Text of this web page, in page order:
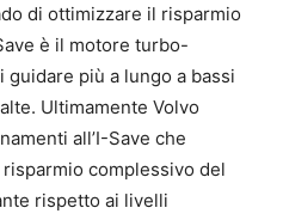
di ottimizzare il risparmio
è il motore turbo-
più a lungo a bassi
Ultimamente Volvo
all’I-Save che
complessivo del
rispetto ai livelli